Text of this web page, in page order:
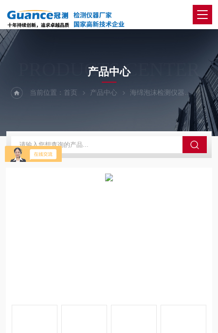
PRODUCTS CENTER
产品中心
当前位置：首页 产品中心 海绵泡沫检测仪器 新-泡